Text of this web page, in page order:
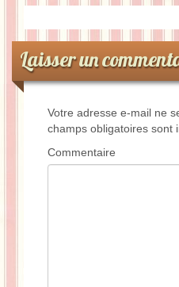
Laisser un
Votre adresse e-mail ne
champs obligatoires sont
Commentaire